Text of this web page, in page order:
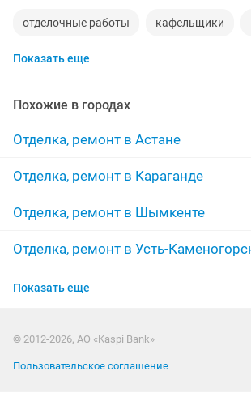
отделочные работы кафельщики
косметический ремонт квартир
укладка мелкий ремонт
полы маляры штукатурка стен
бригада строительство мастер
межкомнатные двери линолеум
ремонт домов
Показать еще
Похожие в городах
Отделка, ремонт в Астане
Отделка, ремонт в Караганде
Отделка, ремонт в Шымкенте
Отделка, ремонт в Усть-
Отделка, ремонт в Актобе
Отделка, ремонт в Таразе
Показать еще
© 2012-2026, АО «Kaspi Bank»
Пользовательское соглашение